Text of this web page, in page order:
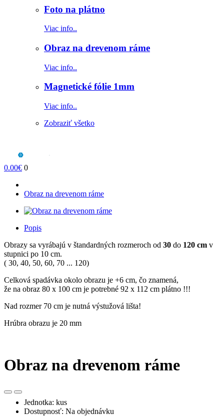
Foto na plátno
Viac info..
Obraz na drevenom ráme
Viac info..
Magnetické fólie 1mm
Viac info..
Zobraziť všetko
0.00€ 0
Obraz na drevenom ráme
Popis
Obrazy sa vyrábajú v štandardných rozmeroch od 30 do 120 cm v
stupnici po 10 cm.
( 30, 40, 50, 60, 70 ... 120)
Celková spadávka okolo obrazu je +6 cm, čo znamená,
že na obraz 80 x 100 cm je potrebné 92 x 112 cm plátno !!!
Nad rozmer 70 cm je nutná výstužová lišta!
Hrúbra obrazu je 20 mm
Obraz na drevenom ráme
Jednotka: kus
Dostupnosť: Na objednávku